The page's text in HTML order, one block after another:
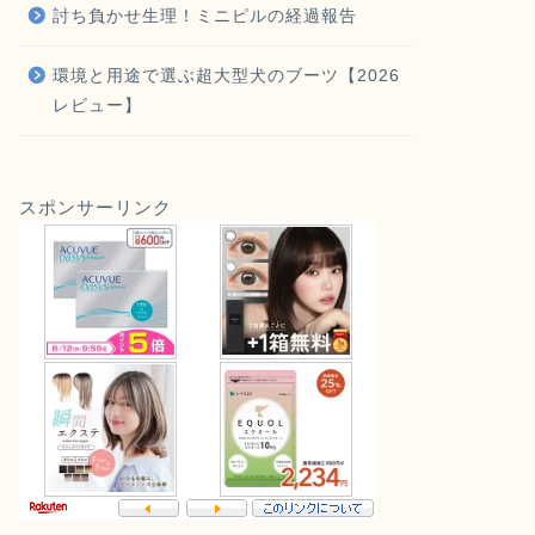
討ち負かせ生理！ミニピルの経過報告
環境と用途で選ぶ超大型犬のブーツ【2026
レビュー】
スポンサーリンク